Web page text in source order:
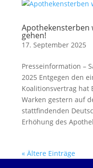
gehen!
17. September 2025
Presseinformation –
2025 Entgegen den
Koalitionsvertrag hat
Warken gestern auf
stattfindenden
Erhöhung des
« Ältere Einträge